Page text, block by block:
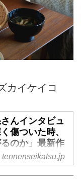
カイケイコ
んインタビュ
傷ついた時、
のか」最新作
ジン』に込めた
web
tennenseikatsu.jp